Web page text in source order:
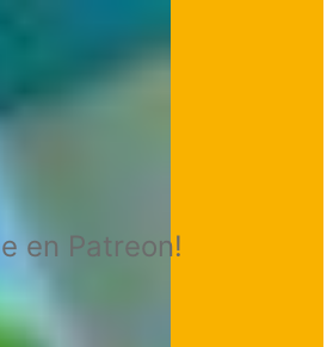
en Patreon!